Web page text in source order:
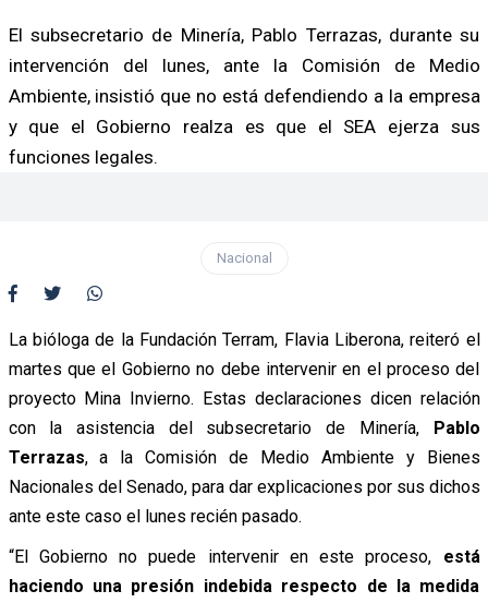
El subsecretario de Minería, Pablo Terrazas, durante su
intervención del lunes, ante la Comisión de Medio
Ambiente, insistió que no está defendiendo a la empresa
y que el Gobierno realza es que el SEA ejerza sus
funciones legales.
Nacional
La bióloga de la Fundación Terram, Flavia Liberona, reiteró el
martes que el Gobierno no debe intervenir en el proceso del
proyecto Mina Invierno. Estas declaraciones dicen relación
con la asistencia del subsecretario de Minería, Pablo
Terrazas, a la Comisión de Medio Ambiente y Bienes
Nacionales del Senado, para dar explicaciones por sus dichos
ante este caso el lunes recién pasado.
“El Gobierno no puede intervenir en este proceso, está
haciendo una presión indebida respecto de la medida